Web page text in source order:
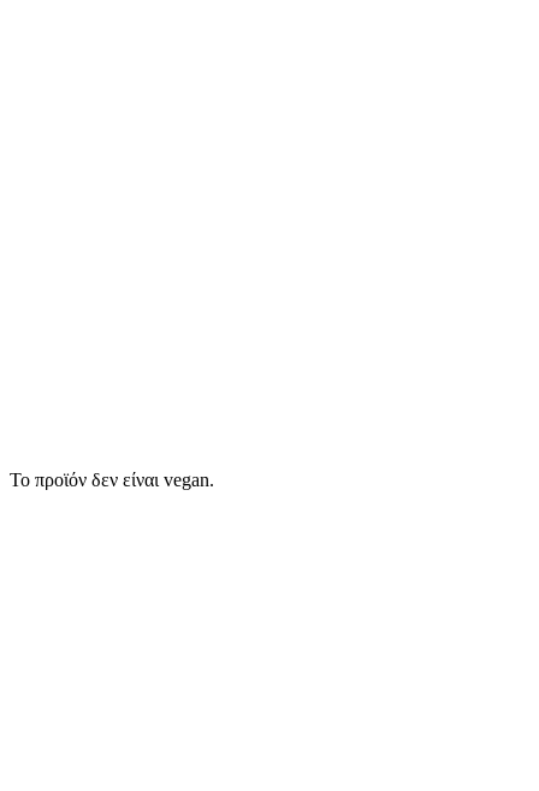
Το προϊόν δεν είναι vegan.